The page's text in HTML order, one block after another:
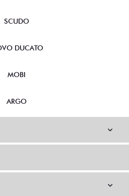
SCUDO
DUCATO
MOBI
ARGO